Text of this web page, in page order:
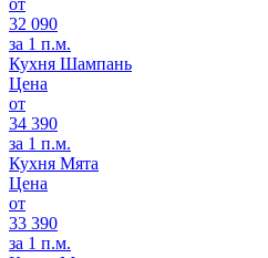
от
32 090
за 1 п.м.
Кухня Шампань
Цена
от
34 390
за 1 п.м.
Кухня Мята
Цена
от
33 390
за 1 п.м.